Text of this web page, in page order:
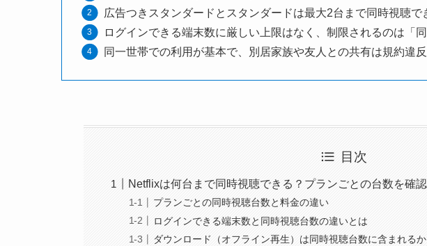
広告つきスタンダードとスタンダードは最大2台まで同時視聴で
ログインできる端末数に厳しい上限はなく、制限されるのは「同
同一世帯での利用が基本で、別居家族や友人との共有は規約違
目次
Netflixは何台まで同時視聴できる？プランごとの台数を確
プランごとの同時視聴台数と料金の違い
ログインできる端末数と同時視聴台数の違いとは
ダウンロード（オフライン再生）は同時視聴台数に含まれるか